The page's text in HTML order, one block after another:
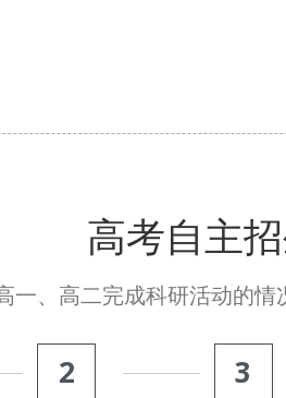
高考自主
一、高二完成科研活动的情
2 3